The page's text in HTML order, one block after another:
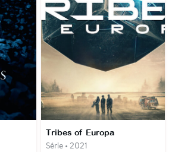
Tribes of Europa
Série • 2021